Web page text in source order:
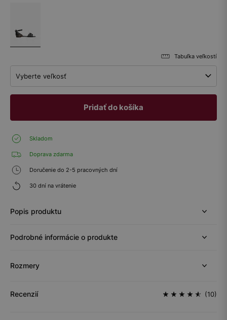
Tabuľka veľkostí
Vyberte veľkosť
Pridať do košíka
Skladom
Doprava zdarma
Doručenie do 2-5 pracovných dní
30 dní na vrátenie
Popis produktu
Podrobné informácie o produkte
Rozmery
Recenzií (10)